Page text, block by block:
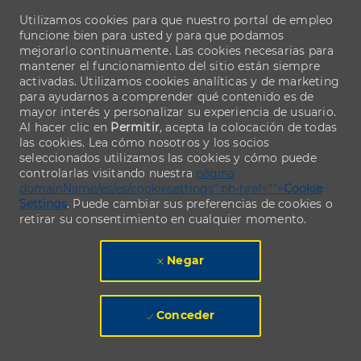
Utilizamos cookies para que nuestro portal de empleo
funcione bien para usted y para que podamos
mejorarlo continuamente. Las cookies necesarias para
mantener el funcionamiento del sitio están siempre
activadas. Utilizamos cookies analíticas y de marketing
para ayudarnos a comprender qué contenido es de
mayor interés y personalizar su experiencia de usuario.
Al hacer clic en Permitir, acepta la colocación de todas
las cookies. Lea cómo nosotros y los socios
seleccionados utilizamos las cookies y cómo puede
controlarlas visitando nuestra página
domainName/es/es/cookiesettings" ph-href="">Cookie
Settings. Puede cambiar sus preferencias de cookies o
retirar su consentimiento en cualquier momento.
Negar
Conceder